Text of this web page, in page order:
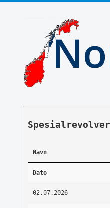
Spesialrevolver
Navn
Dato
02.07.2026